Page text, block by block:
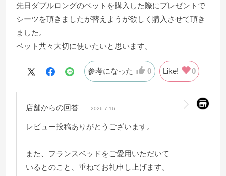
先日ダブルロングのベットを購入した際にプレゼントで
シーツを頂きましたが替えようが欲しく購入させて頂き
ました。
ベット共々大切に使いたいと思います。
参考になった 0 Like! 0
店舗からの回答 2026.7.16
レビュー投稿ありがとうございます。
また、フランスベッドをご愛用いただいて
いるとのこと、重ねてお礼申し上げます。